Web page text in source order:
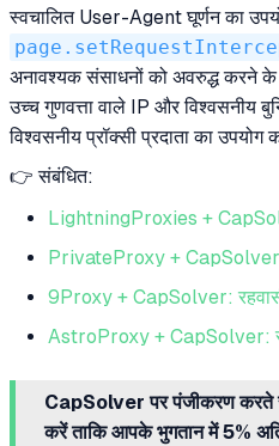
स्वचालित User-Agent घूर्णन का
अनावश्यक संसाधनों को अवरुद्ध करने के
उच्च गुणवत्ता वाले IP और विश्वसनीय
विश्वसनीय प्रॉक्सी प्रदाता का
👉 संबंधित:
LightningProxies +
PrivateProxy + CapSolver:
9Proxy + CapSolver:
AstroProxy + CapSolver:
CapSolver पर पंजीकरण करते
करें ताकि आपके भुगतान में 5%